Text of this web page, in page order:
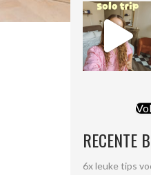
RECENTE
6x leuke tips